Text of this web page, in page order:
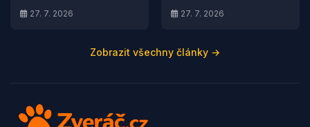
27. 7. 2026 27. 7. 2026
Zobrazit všechny články →